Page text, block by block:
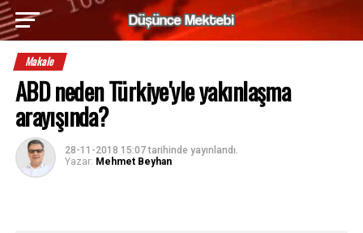
Makale
ABD neden Türkiye'yle yakınlaşma
arayışında?
28-11-2018 15:07tarihinde yayınlandı.
Yazar: Mehmet Beyhan